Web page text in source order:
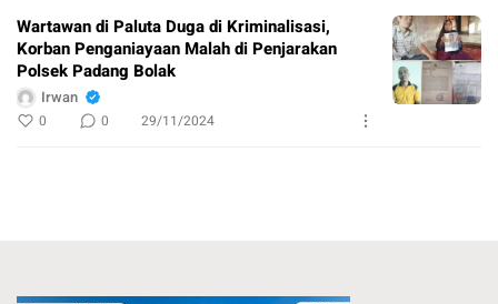
Wartawan di Paluta Duga di Kriminalisasi,
Korban Penganiayaan Malah di Penjarakan
Polsek Padang Bolak
Irwan
0 0 29/11/2024